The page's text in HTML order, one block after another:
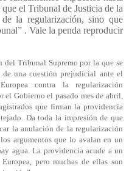
el Tribunal de Justicia de la
la regularización, sino que
. Vale la penda reproducir
del Tribunal Supremo por la que se
una cuestión prejudicial ante el
contra la regularización
el Gobierno el pasado mes de abril,
que firman la providencia
Da toda la impresión de que
la anulación de la regularización
argumentos que lo avalan en un
agua. La providencia acude a un
pero muchas de ellas son